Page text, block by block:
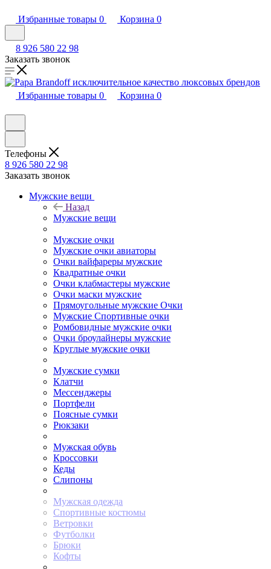
Избранные товары 0 Корзина 0
8 926 580 22 98
Заказать звонок
Избранные товары 0 Корзина 0
Телефоны
8 926 580 22 98
Заказать звонок
Мужские вещи
Назад
Мужские вещи
Мужские очки
Мужские очки авиаторы
Очки вайфареры мужские
Квадратные очки
Очки клабмастеры мужские
Очки маски мужские
Прямоугольные мужские Очки
Мужские Спортивные очки
Ромбовидные мужские очки
Очки броулайнеры мужские
Круглые мужские очки
Мужские сумки
Клатчи
Мессенджеры
Портфели
Поясные сумки
Рюкзаки
Мужская обувь
Кроссовки
Кеды
Слипоны
Мужская одежда
Спортивные костюмы
Ветровки
Футболки
Брюки
Кофты